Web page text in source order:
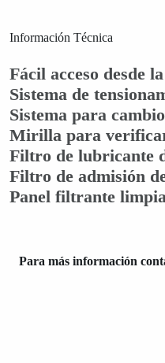
Información Técnica
Fácil acceso desde
Sistema de
Sistema para
Mirilla para
Filtro de lubricante
Filtro de admisión
Panel filtrante
Para más información